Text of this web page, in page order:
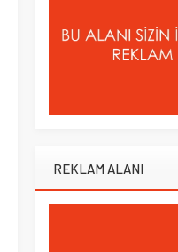
REKLAM ALANI